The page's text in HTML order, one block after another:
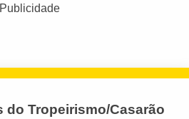
Publicidade
do Tropeirismo/Casarão